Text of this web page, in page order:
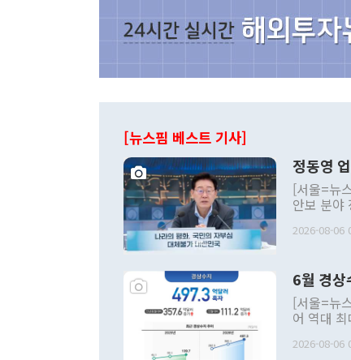
[뉴스핌 베스트 기사]
정동영
[서울=뉴
안보 분야
발언 중에
주의적 희
관의 대북
관 부처
관의 무리
다. [정동영 통일부 장관이 지난달 23일 오후 서울 종로구 정부서울청사에
2026-08-06
6월 경상
[서울=뉴
어 역대
료=한국은행] 한국은행이 6일 발표한 '2026년 6월 국
2026-08-06